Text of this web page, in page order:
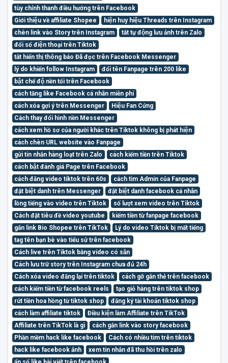
tùy chỉnh thanh điều hướng trên Facebook
Giới thiệu về affiliate Shopee
hiện huy hiệu Threads trên Instagram
chèn link vào Story trên Instagram
tắt tự động lưu ảnh trên Zalo
đổi số điện thoại trên Tiktok
tắt hiển thị thông báo Đã đọc trên Facebook Messenger
lý do khiến follow Instagram
đổi tên Fanpage trên 200 like
bật chế độ nền tối trên Facebook
cách tăng like Facebook cá nhân miễn phí
cách xóa gợi ý trên Messenger
Hiệu Fan Cứng
Cách thay đổi hình nền Messenger
cách xem hồ sơ của người khác trên Tiktok không bị phát hiện
cách chèn URL website vào Fanpage
gửi tin nhắn hàng loạt trên Zalo
cách kiếm tiền trên Tiktok
cách bật đánh giá Page trên Facebook
cách đăng video tiktok trên 60s
cách tìm Admin của Fanpage
đặt biệt danh trên Messenger
đặt biệt danh facebook cá nhân
lồng tiếng vào video trên Tiktok
số lượt xem video trên Tiktok
Cách đặt tiêu đề video youtube
kiếm tiền từ fanpage facebook
gắn link Bio Shopee trên TikTok
Lý do video Tiktok bị mất tiếng
tag tên bạn bè vào tiểu sử trên facebook
Cách live trên Tiktok bằng video có sẵn
Cách lưu trữ story trên Instagram chưa đủ 24h
Cách xóa video đăng lại trên tiktok
cách gỡ gắn thẻ trên facebook
cách kiếm tiền từ facebook reels
tạo giỏ hàng trên tiktok shop
rút tiền hoa hồng từ tiktok shop
đăng ký tài khoản tiktok shop
cách làm affiliate tiktok
Điều kiện làm Affiliate trên TikTok
Affiliate trên TikTok là gì
cách gắn link vào story facebook
Phần mềm hack like facebook
Cách có nhiều tim trên tiktok
hack like facebook ảnh
xem tin nhắn đã thu hồi trên zalo